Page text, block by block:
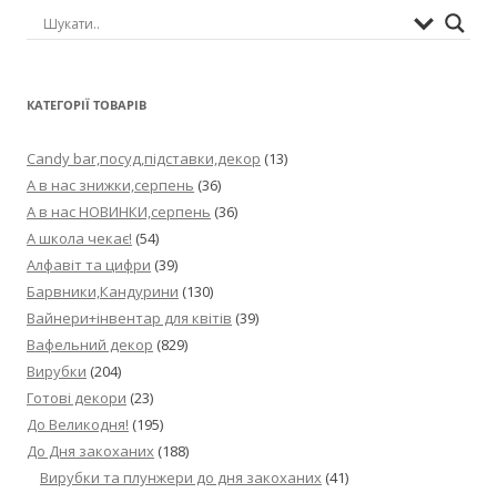
КАТЕГОРІЇ ТОВАРІВ
Candy bar,посуд,підставки,декор (13)
А в нас знижки,серпень (36)
А в нас НОВИНКИ,серпень (36)
А школа чекає! (54)
Алфавіт та цифри (39)
Барвники,Кандурини (130)
Вайнери+інвентар для квітів (39)
Вафельний декор (829)
Вирубки (204)
Готові декори (23)
До Великодня! (195)
До Дня закоханих (188)
Вирубки та плунжери до дня закоханих (41)